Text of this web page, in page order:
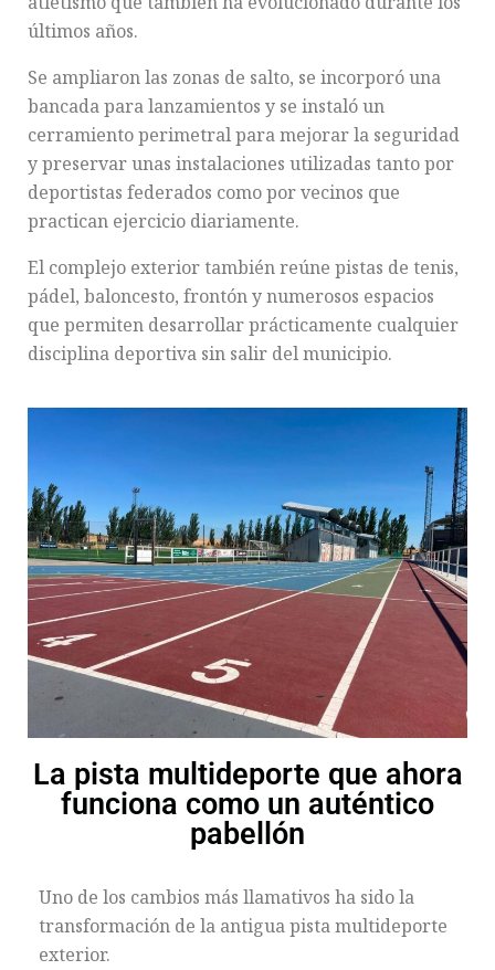
últimos años.
Se ampliaron las zonas de salto, se incorporó una
bancada para lanzamientos y se instaló un
cerramiento perimetral para mejorar la seguridad
y preservar unas instalaciones utilizadas tanto por
deportistas federados como por vecinos que
practican ejercicio diariamente.
El complejo exterior también reúne pistas de tenis,
pádel, baloncesto, frontón y numerosos espacios
que permiten desarrollar prácticamente cualquier
disciplina deportiva sin salir del municipio.
La pista multideporte que ahora
funciona como un auténtico
pabellón
Uno de los cambios más llamativos ha sido la
transformación de la antigua pista multideporte
exterior.